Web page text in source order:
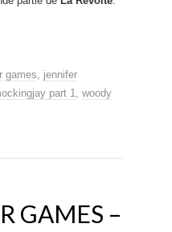
games
jennifer
part 1
woody
GAMES –